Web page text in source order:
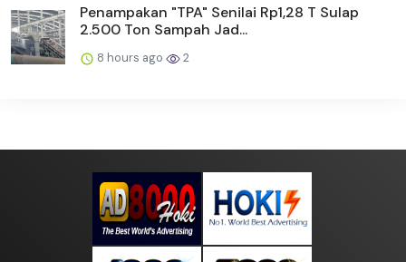
Penampakan "TPA" Senilai Rp1,28 T Sulap
2.500 Ton Sampah Jad...
8 hours ago 2